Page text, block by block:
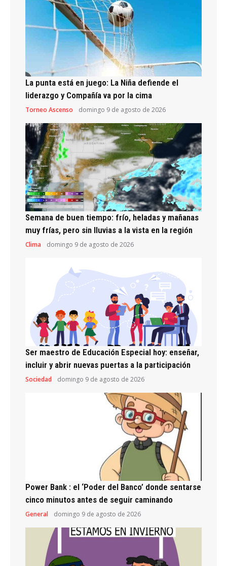
La punta está en juego: La Niña defiende el
liderazgo y Compañía va por la cima
Torneo Ascenso domingo 9 de agosto de 2026
Semana de buen tiempo: frío, heladas y mañanas
muy frías, pero sin lluvias a la vista en la región
Clima domingo 9 de agosto de 2026
Ser maestro de Educación Especial hoy: enseñar,
incluir y abrir nuevas puertas a la participación
Sociedad domingo 9 de agosto de 2026
Power Bank : el ‘Poder del Banco’ donde sentarse
cinco minutos antes de seguir caminando
General domingo 9 de agosto de 2026